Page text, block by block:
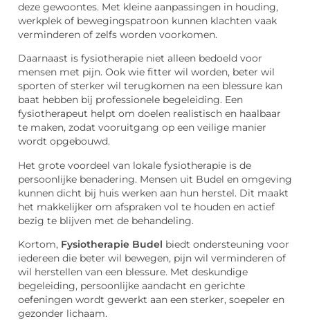
deze gewoontes. Met kleine aanpassingen in houding,
werkplek of bewegingspatroon kunnen klachten vaak
verminderen of zelfs worden voorkomen.
Daarnaast is fysiotherapie niet alleen bedoeld voor
mensen met pijn. Ook wie fitter wil worden, beter wil
sporten of sterker wil terugkomen na een blessure kan
baat hebben bij professionele begeleiding. Een
fysiotherapeut helpt om doelen realistisch en haalbaar
te maken, zodat vooruitgang op een veilige manier
wordt opgebouwd.
Het grote voordeel van lokale fysiotherapie is de
persoonlijke benadering. Mensen uit Budel en omgeving
kunnen dicht bij huis werken aan hun herstel. Dit maakt
het makkelijker om afspraken vol te houden en actief
bezig te blijven met de behandeling.
Kortom, Fysiotherapie Budel biedt ondersteuning voor
iedereen die beter wil bewegen, pijn wil verminderen of
wil herstellen van een blessure. Met deskundige
begeleiding, persoonlijke aandacht en gerichte
oefeningen wordt gewerkt aan een sterker, soepeler en
gezonder lichaam.